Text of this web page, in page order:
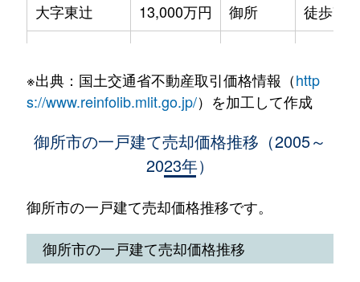
大字東辻
13,000万円 御所
徒歩7分
大字樋野
150万円 吉野口
徒歩6分
150万円
大字元町
1,600万円 近鉄御所
大字元町
1,900万円 近鉄御所
※出典：国土交通省不動産取引価格情報（http
s://www.reinfolib.mlit.go.jp/）を加工して作成
御所市の一戸建て売却価格推移（2005～
2023年）
御所市の一戸建て売却価格推移です。
御所市の一戸建て売却価格推移